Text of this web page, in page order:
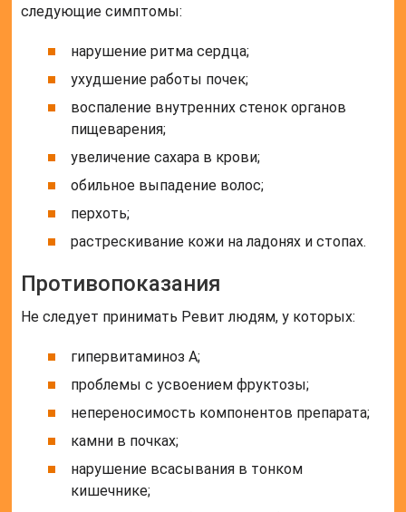
следующие симптомы:
нарушение ритма сердца;
ухудшение работы почек;
воспаление внутренних стенок органов
пищеварения;
увеличение сахара в крови;
обильное выпадение волос;
перхоть;
растрескивание кожи на ладонях и стопах.
Противопоказания
Не следует принимать Ревит людям, у которых:
гипервитаминоз A;
проблемы с усвоением фруктозы;
непереносимость компонентов препарата;
камни в почках;
нарушение всасывания в тонком
кишечнике;